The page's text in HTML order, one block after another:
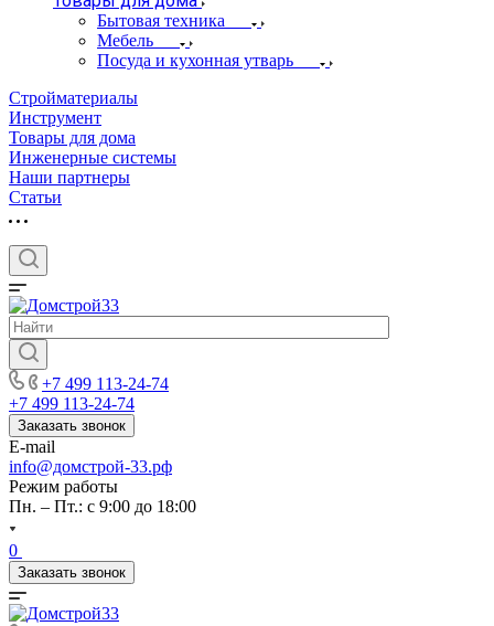
Бытовая техника
Мебель
Посуда и кухонная утварь
Стройматериалы
Инструмент
Товары для дома
Инженерные системы
Наши партнеры
Статьи
+7 499 113-24-74
+7 499 113-24-74
Заказать звонок
E-mail
info@домстрой-33.рф
Режим работы
Пн. – Пт.: с 9:00 до 18:00
0
Заказать звонок